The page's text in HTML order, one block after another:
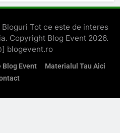
Bloguri Tot ce este de interes
Copyright Blog Event 2026.
blogevent.ro
Blog Event
Materialul Tau Aici